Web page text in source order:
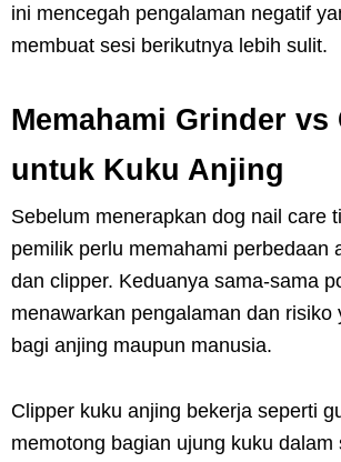
ini mencegah pengalaman negatif
membuat sesi berikutnya lebih sulit.
Memahami Grinder vs
untuk Kuku Anjing
Sebelum menerapkan dog nail care
pemilik perlu memahami perbedaan
dan clipper. Keduanya sama-sama
menawarkan pengalaman dan risiko
bagi anjing maupun manusia.
Clipper kuku anjing bekerja seperti
memotong bagian ujung kuku dalam